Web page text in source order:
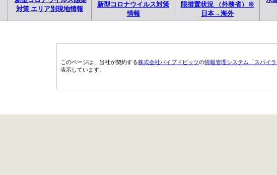
対策 エリア別現地情報
新型コロナウイルス対策
情報
限措置状況 （外務省）※
日本→海外
このページは、当社が契約する株式会社パイプドビッツの情報管理システム「スパイラ
表示しています。